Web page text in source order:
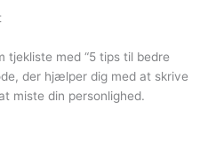
tjekliste med “5 tips til bedre
der hjælper dig med at skrive
miste din personlighed.